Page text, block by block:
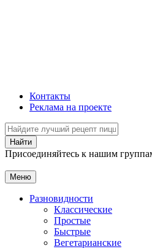
Контакты
Реклама на проекте
Присоединяйтесь к нашим
Меню
Разновидности
Классические
Простые
Быстрые
Вегетарианские